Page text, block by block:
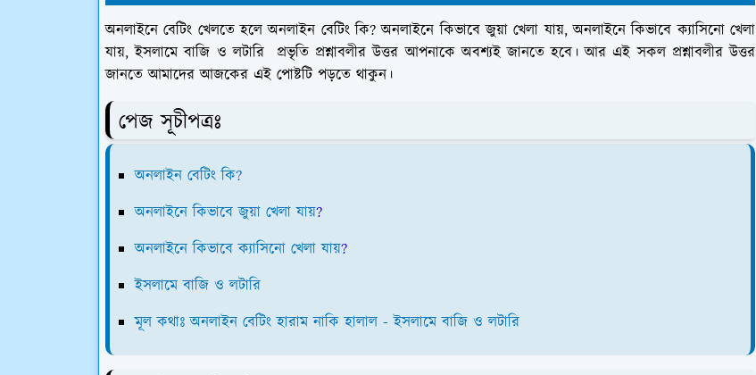
অনলাইনে বেটিং খেলতে হলে অনলাইন বেটিং কি? অনলাইনে কিভাবে জুয়া খেলা যায়, অনলাইনে কিভাবে ক্যাসিনো খেলা
যায়, ইসলামে বাজি ও লটারি প্রভৃতি প্রশ্নাবলীর উত্তর আপনাকে অবশ্যই জানতে হবে। আর এই সকল প্রশ্নাবলীর উত্তর
জানতে আমাদের আজকের এই পোষ্টটি পড়তে থাকুন।
পেজ সূচীপত্রঃ
অনলাইন বেটিং কি?
অনলাইনে কিভাবে জুয়া খেলা যায়?
অনলাইনে কিভাবে ক্যাসিনো খেলা যায়?
ইসলামে বাজি ও লটারি
মূল কথাঃ অনলাইন বেটিং হারাম নাকি হালাল - ইসলামেবাজি ও লটারি